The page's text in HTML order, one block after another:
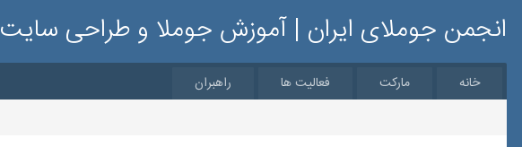
انجمن جوملای ایران | آموزش جوملا و طراحی سایت
خانه مارکت فعالیت ها راهبران